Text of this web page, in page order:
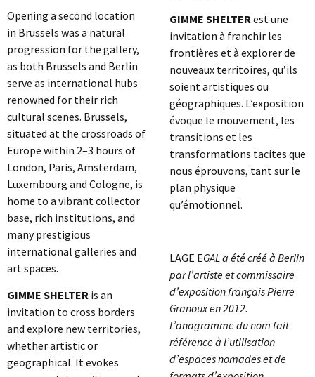
Opening a second location
in Brussels was a natural
progression for the gallery,
as both Brussels and Berlin
serve as international hubs
renowned for their rich
cultural scenes. Brussels,
situated at the crossroads of
Europe within 2–3 hours of
London, Paris, Amsterdam,
Luxembourg and Cologne, is
home to a vibrant collector
base, rich institutions, and
many prestigious
international galleries and
art spaces.
GIMME SHELTER is an
invitation to cross borders
and explore new territories,
whether artistic or
geographical. It evokes
GIMME SHELTER est une
invitation à franchir les
frontières et à explorer de
nouveaux territoires, qu’ils
soient artistiques ou
géographiques. L’exposition
évoque le mouvement, les
transitions et les
transformations tacites que
nous éprouvons, tant sur le
plan physique
qu’émotionnel.
LAGE EGAL a été créé à Berlin
par l’artiste et commissaire
d’exposition français Pierre
Granoux en 2012.
L’anagramme du nom fait
référence à l’utilisation
d’espaces nomades et de